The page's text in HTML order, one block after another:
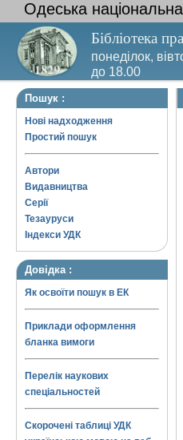
Одеська
Бібліотека
понеділок,
до 18.00
Вихідний день
Пошук :
Нові надходження
Простий пошук
Автори
Видавництва
Серії
Тезауруси
Індекси УДК
Довідка :
Як освоїти пошук в ЕК
Приклади оформлення
бланка вимоги
Перелік наукових
спеціальностей
Скорочені таблиці УДК